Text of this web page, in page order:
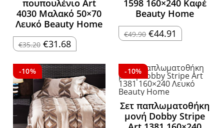
πουπουλένιο Art
4030 Μαλακό 50×70
Λευκό Beauty Home
€35.20 Original
price
€35.20.
€31.68Η
τρέχουσα
είναι:
€31.68.
1598 160×240 Καφέ
Beauty Home
€49.90 Original
price
€44.91 Η
τρέχουσα
-10%
-10%
Σετ παπλωματοθήκη
μονή Dobby Stripe